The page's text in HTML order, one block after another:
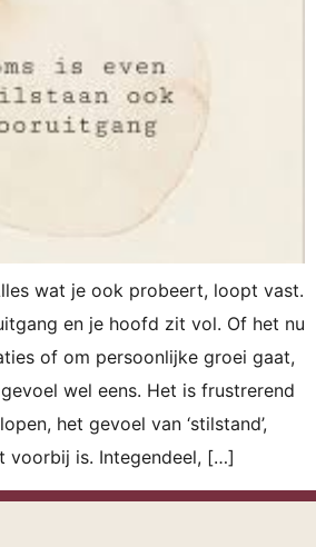
wat je ook probeert, loopt vast.
en je hoofd zit vol. Of het nu
of om persoonlijke groei gaat,
wel eens. Het is frustrerend
het gevoel van ‘stilstand’,
voorbij is. Integendeel, […]